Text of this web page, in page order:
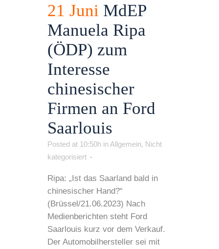
21 Juni MdEP
Manuela Ripa
(ÖDP) zum
Interesse
chinesischer
Firmen an Ford
Saarlouis
Posted at 10:50h inAllgemein, Nicht
kategorisiert
Ripa: „Ist das Saarland bald in
chinesischer Hand?“
(Brüssel/21.06.2023) Nach
Medienberichten steht Ford
Saarlouis kurz vor dem Verkauf.
Der Automobilhersteller sei mit